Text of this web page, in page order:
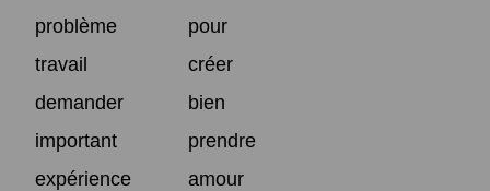
problème
pour
travail
créer
demander
bien
important
prendre
expérience
amour